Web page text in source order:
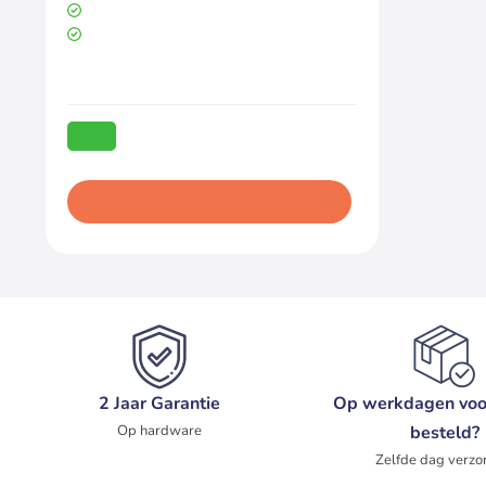
2 Jaar Garantie
Op hardware
Op werkdagen
besteld?
Zelfde dag